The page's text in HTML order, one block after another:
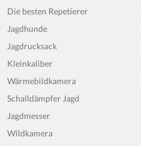
Die besten Repetierer
Jagdhunde
Jagdrucksack
Kleinkaliber
Wärmebildkamera
Schalldämpfer Jagd
Jagdmesser
Wildkamera
t
hi
s
el
d